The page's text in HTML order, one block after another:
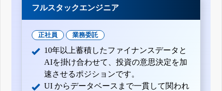
フルスタックエンジニア
正社員 業務委託
10年以上蓄積したファイナンスデータと
AIを掛け合わせて、投資の意思決定を加
速させるポジションです。
UI からデータベースまで一貫して関われ